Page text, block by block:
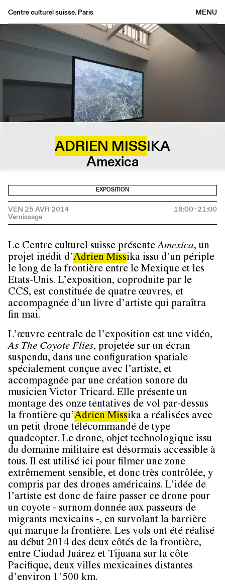
MENU
Centre culturel suisse. Paris
Librairie
Archives
ADRIEN MISSIKA
Amexica
EXPOSITION
VEN 25 AVR 2014 18:00–21:00
Le Centre culturel suisse présenteAmexica, un
projet inédit d’Adrien Missika issu d’un périple
le long de la frontière entre le Mexique et les
Etats-Unis. L’exposition, coproduite par le
CCS, est constituée de quatre œuvres, et
accompagnée d’un livre d’artiste qui paraîtra
fin mai.
L’œuvre centrale de l’exposition est une vidéo,
As The Coyote Flies, projetée sur un écran
suspendu, dans une configuration spatiale
spécialement conçue avec l’artiste, et
accompagnée par une création sonore du
musicien Victor Tricard. Elle présente un
montage des onze tentatives de vol par-dessus
la frontière qu’Adrien Missika a réalisées avec
un petit drone télécommandé de type
quadcopter. Le drone, objet technologique issu
du domaine militaire est désormais accessible à
tous. Il est utilisé ici pour filmer une zone
extrêmement sensible, et donc très contrôlée, y
compris par des drones américains. L’idée de
l’artiste est donc de faire passer ce drone pour
un coyote - surnom donnée aux passeurs de
migrants mexicains -, en survolant la barrière
qui marque la frontière. Les vols ont été réalisé
au début 2014 des deux côtés de la frontière,
entre Ciudad Juárez et Tijuana sur la côte
Pacifique, deux villes mexicaines distantes
d’environ 1’500 km.